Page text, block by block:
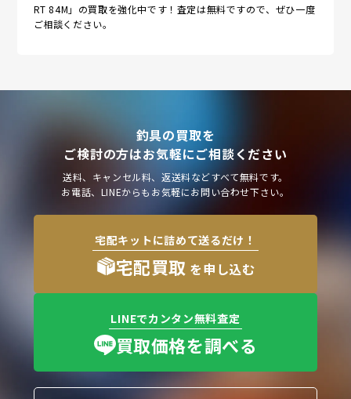
RT 84M」の買取を強化中です！査定は無料ですので、ぜひ一度
ご相談ください。
釣具の買取を
ご検討の方はお気軽にご相談ください
送料、キャンセル料、返送料などすべて無料です。
お電話、LINEからもお気軽にお問い合わせ下さい。
宅配キットに詰めて送るだけ！
宅配買取 を申し込む
LINEでカンタン無料査定
買取価格を調べる